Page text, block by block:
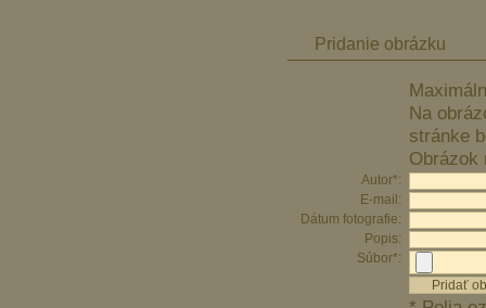
Pridanie obrázku
Na
stránke
Obrázok
Autor*:
E-mail:
Dátum fotografie:
Popis:
Súbor*: